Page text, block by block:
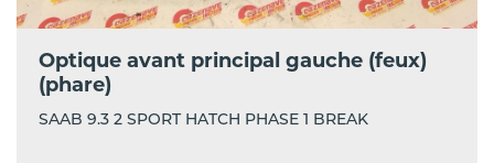
Optique avant principal gauche (feux)
(phare)
SAAB 9.3 2 SPORT HATCH PHASE 1 BREAK